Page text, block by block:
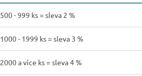
500 - 999 ks = sleva 2 %
1000 - 1999 ks = sleva 3 %
2000 a více ks = sleva 4 %